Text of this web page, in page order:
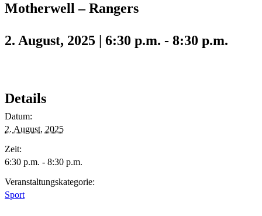
Motherwell – Rangers
2. August, 2025 | 6:30 p.m. - 8:30 p.m.
Details
Datum:
2. August, 2025
Zeit:
6:30 p.m. - 8:30 p.m.
Veranstaltungskategorie:
Sport